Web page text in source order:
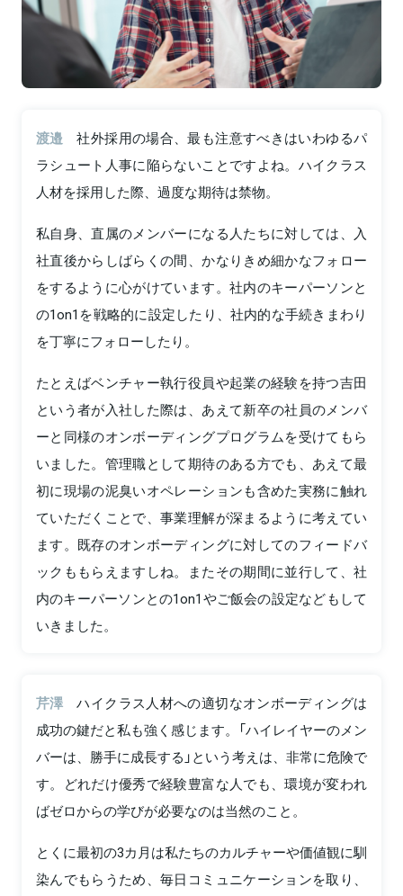
渡邉
社外採用の場合、最も注意すべきはいわゆるパ
ラシュート人事に陥らないことですよね。ハイクラス
人材を採用した際、過度な期待は禁物。
私自身、直属のメンバーになる人たちに対しては、入
社直後からしばらくの間、かなりきめ細かなフォロー
をするように心がけています。社内のキーパーソンと
の1on1を戦略的に設定したり、社内的な手続きまわり
を丁寧にフォローしたり。
たとえばベンチャー執行役員や起業の経験を持つ吉田
という者が入社した際は、あえて新卒の社員のメンバ
ーと同様のオンボーディングプログラムを受けてもら
いました。管理職として期待のある方でも、あえて最
初に現場の泥臭いオペレーションも含めた実務に触れ
ていただくことで、事業理解が深まるように考えてい
ます。既存のオンボーディングに対してのフィードバ
ックももらえますしね。またその期間に並行して、社
内のキーパーソンとの1on1やご飯会の設定などもして
いきました。
芹澤
ハイクラス人材への適切なオンボーディングは
成功の鍵だと私も強く感じます。「ハイレイヤーのメン
バーは、勝手に成長する」という考えは、非常に危険で
す。どれだけ優秀で経験豊富な人でも、環境が変われ
ばゼロからの学びが必要なのは当然のこと。
とくに最初の3カ月は私たちのカルチャーや価値観に馴
染んでもらうため、毎日コミュニケーションを取り、